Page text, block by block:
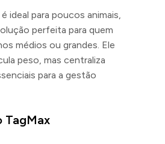
ideal para poucos animais,
perfeita para quem
médios ou grandes. Ele
peso, mas centraliza
para a gestão
TagMax